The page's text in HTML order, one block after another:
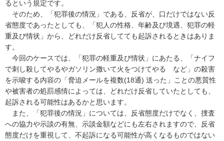
るという規定です。
そのため、「犯罪後の情況」である、反省が、口だけではない反
省態度であったとしても、「犯人の性格、年齢及び境遇、犯罪の軽
重及び情状」から、どれだけ反省してても起訴されるときはありま
す。
今回のケースでは、「犯罪の軽重及び情状」にあたる、「ナイフ
で刺し殺してやるやガソリン撒いて火をつけてやる　など」の殺害
を示唆する内容の「脅迫メールを複数(18通) 送った」ことの悪質性
や被害者の処罰感情によっては、どれだけ反省していたとしても、
起訴される可能性はあるかと思います。
また、「犯罪後の情況」については、反省態度だけでなく、捜査
への協力や示談の有無、示談金額などにも左右されますので、反省
態度だけを重視して、不起訴になる可能性が高くなるものではない